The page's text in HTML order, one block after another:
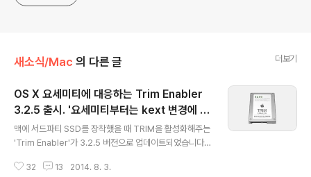
새소식/Mac 의 다른 글 더보기
OS X 요세미티에 대응하는 Trim Enabler
3.2.5 출시. '요세미티부터는 kext 변경에 서
명이 필요하다?'
맥에 서드파티 SSD를 장착했을 때 TRIM을 활성화해주는
'Trim Enabler'가 3.2.5 버전으로 업데이트되었습니다.
달라지면서 타사 SSD에 대한 TRIM을 활성화하려면 사용
32 13 2014. 8. 3.